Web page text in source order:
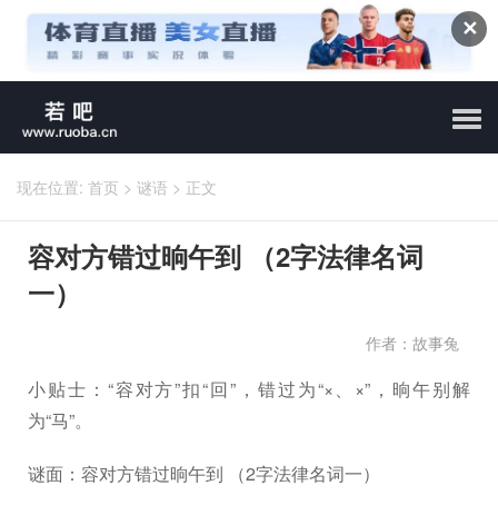
✕
现在位置: 首页 > 谜语 > 正文
容对方错过晌午到 （2字法律名词
一）
作者：故事兔
小贴士：“容对方”扣“回”，错过为“×、×”，晌午别解
为“马”。
谜面：容对方错过晌午到 （2字法律名词一）